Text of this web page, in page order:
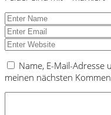
Name, E-Mail-
meinen nächsten